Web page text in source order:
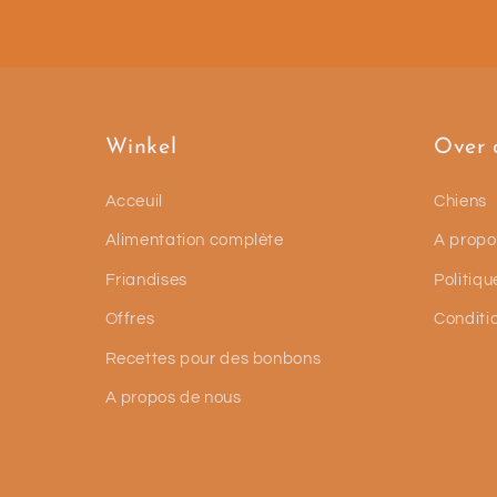
Winkel
Acceuil
Alimentation complète
Friandises
Offres
Recettes pour des bonbons
A propos de nous
Over
Chiens
A